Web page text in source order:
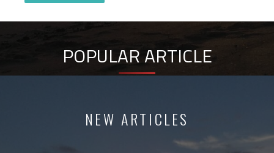
POPULAR ARTICLE
NEW ARTICLES